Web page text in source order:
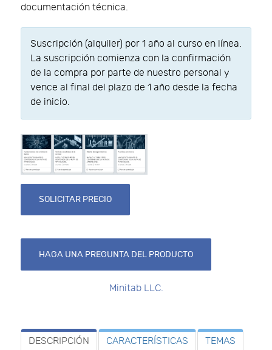
documentación técnica.
Suscripción (alquiler) por 1 año al curso en línea.
La suscripción comienza con la confirmación
de la compra por parte de nuestro personal y
vence al final del plazo de 1 año desde la fecha
de inicio.
SOLICITAR PRECIO
HAGA UNA PREGUNTA DEL PRODUCTO
Minitab LLC.
DESCRIPCIÓN CARACTERÍSTICAS TEMAS